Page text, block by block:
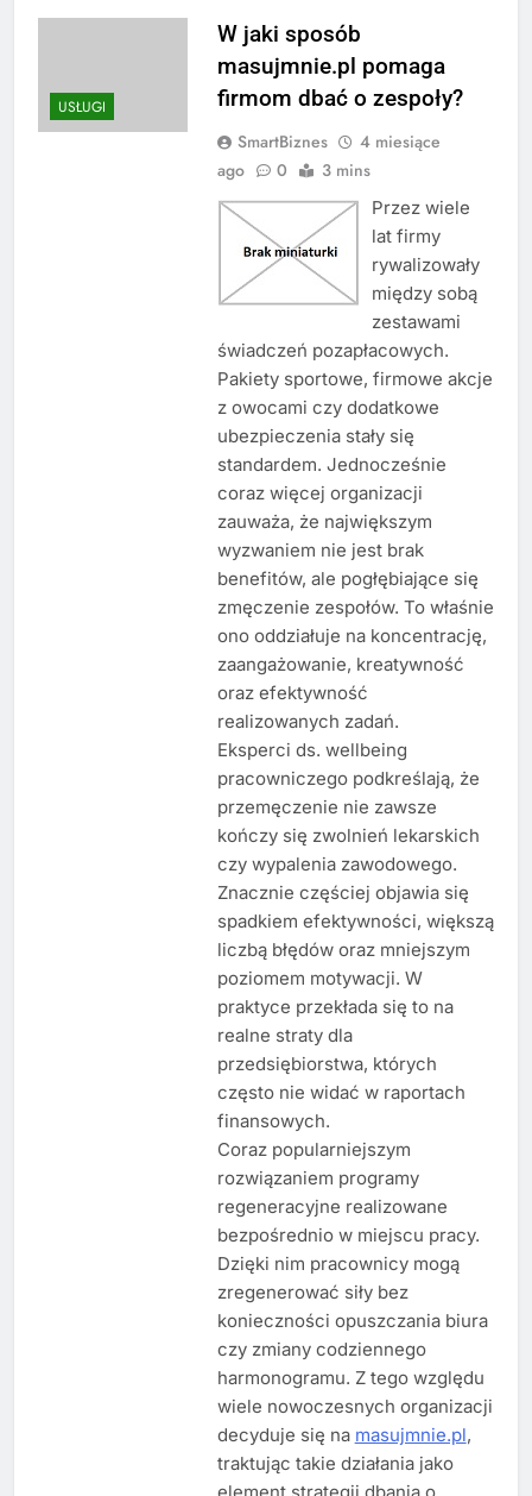
USŁUGI
W jaki sposób
masujmnie.pl pomaga
firmom dbać o zespoły?
SmartBiznes
4 miesiące
ago
0 3 mins
Przez wiele
lat firmy
rywalizowały
między sobą
zestawami
świadczeń pozapłacowych.
Pakiety sportowe, firmowe akcje
z owocami czy dodatkowe
ubezpieczenia stały się
standardem. Jednocześnie
coraz więcej organizacji
zauważa, że największym
wyzwaniem nie jest brak
benefitów, ale pogłębiające się
zmęczenie zespołów. To właśnie
ono oddziałuje na koncentrację,
zaangażowanie, kreatywność
oraz efektywność
realizowanych zadań.
Eksperci ds. wellbeing
pracowniczego podkreślają, że
przemęczenie nie zawsze
kończy się zwolnień lekarskich
czy wypalenia zawodowego.
Znacznie częściej objawia się
spadkiem efektywności, większą
liczbą błędów oraz mniejszym
poziomem motywacji. W
praktyce przekłada się to na
realne straty dla
przedsiębiorstwa, których
często nie widać w raportach
finansowych.
Coraz popularniejszym
rozwiązaniem programy
regeneracyjne realizowane
bezpośrednio w miejscu pracy.
Dzięki nim pracownicy mogą
zregenerować siły bez
konieczności opuszczania biura
czy zmiany codziennego
harmonogramu. Z tego względu
wiele nowoczesnych organizacji
decyduje się na masujmnie.pl,
traktując takie działania jako